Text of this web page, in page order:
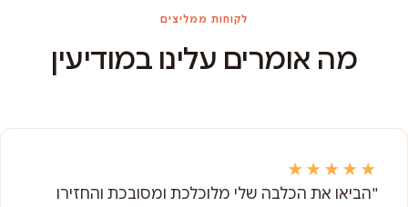
לקוחות ממליצים
מה אומרים עלינו במודיעין
★★★★★
"הביאו את הכלבה שלי מלוכלכת ומסובכת והחזירו